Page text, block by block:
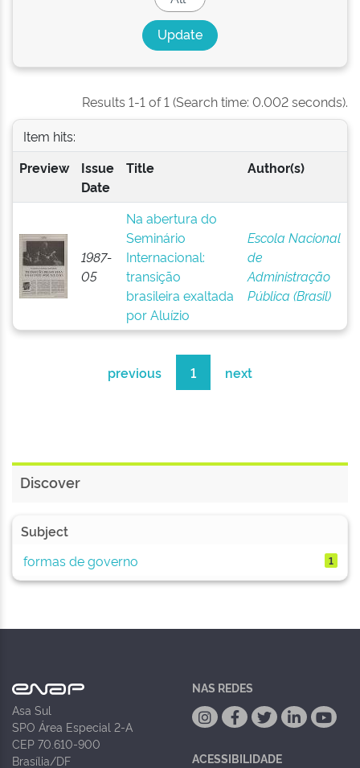
Results 1-1 of 1 (Search time: 0.002 seconds).
Item hits:
Preview
Issue
Date
Title Author(s)
1987-
05
Na abertura do
Seminário
Internacional:
transição
brasileira exaltada
por Aluízio
Escola Nacional
de
Administração
Pública (Brasil)
previous 1 next
Discover
Subject
formas de governo
1
Asa Sul
SPO Área Especial 2-A
CEP 70.610-900
Brasília/DF
NAS REDES
ACESSIBILIDADE